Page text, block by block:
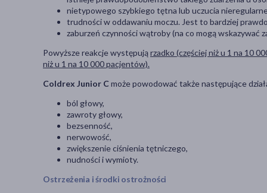
nietypowego szybkiego tętna lub uczucia
trudności w oddawaniu moczu. Jest to bardziej
zaburzeń czynności wątroby (na co mogą wskazywać
Powyższe reakcje występująrzadko (częściej niż u 1 na 10
niż u 1 na 10 000 pacjentów).
Coldrex Junior C może powodować także następujące
ból głowy,
zawroty głowy,
bezsenność,
nerwowość,
zwiększenie ciśnienia tętniczego,
nudności i wymioty.
Ostrzeżenia i środki ostrożności